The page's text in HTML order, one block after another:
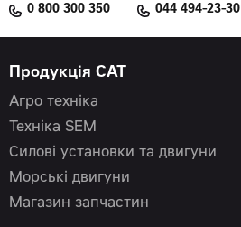
0 800 300 350 044 494-23-30
Продукція CAT
Агро техніка
Техніка SEM
Силові установки та двигуни
Морські двигуни
Магазин запчастин